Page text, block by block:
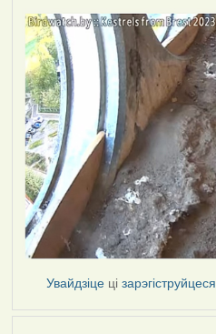
Увайдзіце цізарэгіструйцеся